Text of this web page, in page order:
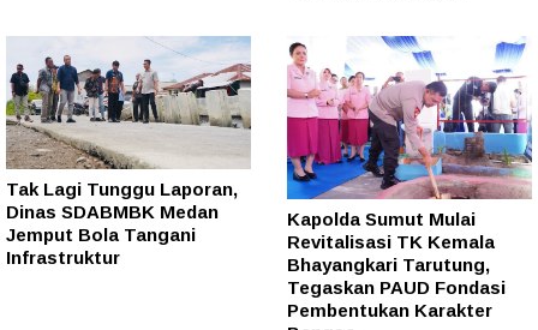
Tak Lagi Tunggu Laporan,
Dinas SDABMBK Medan
Jemput Bola Tangani
Infrastruktur
Kapolda Sumut Mulai
Revitalisasi TK Kemala
Bhayangkari Tarutung,
Tegaskan PAUD Fondasi
Pembentukan Karakter